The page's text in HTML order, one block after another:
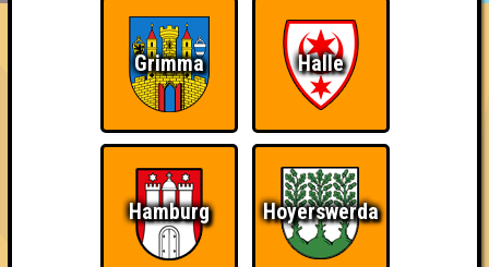
Knapp daneben!
Belege den 2. Platz
~ Noch nicht erreicht ~
Grimma Halle
Hamburg Hoyerswerda